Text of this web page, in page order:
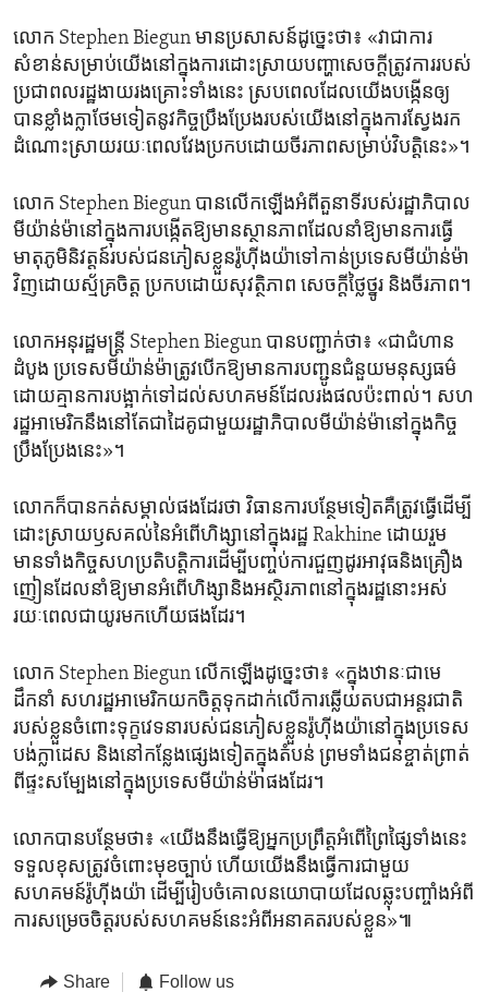
លោក Stephen Biegun មាន​ប្រសាសន៍​ដូច្នេះ​ថា៖ «វា​ជា​ការ​
សំខាន់​សម្រាប់​យើង​នៅ​ក្នុង​ការ​ដោះស្រាយ​បញ្ហា​សេចក្ដី​ត្រូវការ​របស់​
ប្រជាពលរដ្ឋ​ងាយ​រងគ្រោះ​ទាំង​នេះ ស្រប​ពេល​ដែល​យើង​បង្កើន​ឲ្យ​
បាន​ខ្លាំងក្លា​ថែម​ទៀត​នូវ​កិច្ច​ប្រឹងប្រែង​របស់​យើង​នៅ​ក្នុង​ការ​ស្វែងរក​
ដំណោះស្រាយ​រយៈពេល​វែង​ប្រកប​ដោយ​ចីរភាព​សម្រាប់​វិបត្តិ​នេះ»។
លោក Stephen Biegun បាន​លើកឡើង​អំពី​តួនាទី​របស់​រដ្ឋាភិបាល​
មីយ៉ាន់ម៉ា​នៅ​ក្នុង​ការ​បង្កើត​ឱ្យ​មាន​ស្ថានភាព​ដែល​នាំ​ឱ្យ​មាន​ការ​ធ្វើ​
មាតុភូមិ​និវត្តន៍​របស់​ជន​ភៀសខ្លួន​រ៉ូហ៊ីងយ៉ា​ទៅ​កាន់​ប្រទេស​មីយ៉ាន់ម៉ា​
វិញ​ដោយ​ស្ម័គ្រ​ចិត្ត ប្រកប​ដោយ​សុវត្ថិភាព សេចក្តី​ថ្លៃថ្នូរ និង​ចីរភាព។
លោក​អនុ​រដ្ឋមន្ត្រី Stephen Biegun បាន​បញ្ជាក់​ថា៖ «ជា​ជំហាន​
ដំបូង ប្រទេស​មីយ៉ាន់ម៉ា​ត្រូវ​បើក​ឱ្យ​មាន​ការ​បញ្ជូន​ជំនួយ​មនុស្សធម៌​
ដោយ​គ្មាន​ការ​បង្អាក់​ទៅ​ដល់​សហគមន៍​ដែល​រង​ផល​ប៉ះពាល់។ សហ
រដ្ឋ​អាមេរិក​នឹង​នៅតែ​ជា​ដៃគូ​ជាមួយ​រដ្ឋាភិបាល​មីយ៉ាន់ម៉ា​នៅ​ក្នុង​កិច្ច​
ប្រឹង​ប្រែង​នេះ»។
លោក​ក៏​បាន​កត់​សម្គាល់​ផងដែរ​ថា វិធានការ​បន្ថែម​ទៀត​គឺ​ត្រូវ​ធ្វើ​ដើម្បី​
ដោះស្រាយ​ឫសគល់​នៃ​អំពើ​ហិង្សា​នៅ​ក្នុង​រដ្ឋ Rakhine ដោយ​រួម​
មាន​ទាំង​កិច្ច​សហ​ប្រតិបត្តិការ​ដើម្បី​បញ្ចប់​ការ​ជួញដូរ​អាវុធ​និង​គ្រឿង​
ញៀន​ដែល​នាំ​ឱ្យ​មាន​អំពើ​ហិង្សា​និង​អស្ថិរភាព​នៅ​ក្នុង​រដ្ឋ​នោះ​អស់​
រយៈពេល​ជា​យូរ​មក​ហើយ​ផងដែរ។
លោក Stephen Biegun លើកឡើង​ដូច្នេះ​ថា៖ «ក្នុង​ឋានៈ​ជា​មេ
ដឹកនាំ សហរដ្ឋ​អាមេរិក​យក​ចិត្ត​ទុកដាក់​លើ​ការ​ឆ្លើយតប​ជា​អន្តរជាតិ​
របស់​ខ្លួន​ចំពោះ​ទុក្ខ​វេទនា​របស់​ជន​ភៀសខ្លួន​រ៉ូហ៊ីងយ៉ា​នៅ​ក្នុង​ប្រទេស​
បង់ក្លាដេស និង​នៅ​កន្លែង​ផ្សេង​ទៀត​ក្នុង​តំបន់ ព្រម​ទាំង​ជន​ខ្ចាត់ព្រាត់​
ពី​ផ្ទះសម្បែង​នៅ​ក្នុង​ប្រទេស​មីយ៉ាន់ម៉ា​ផងដែរ។
លោក​បាន​បន្ថែម​ថា៖ «យើង​នឹង​ធ្វើ​ឱ្យ​អ្នក​ប្រព្រឹត្ត​អំពើ​ព្រៃផ្សៃ​ទាំង​នេះ​
ទទួល​ខុស​ត្រូវ​ចំពោះ​មុខ​ច្បាប់ ហើយ​យើង​នឹង​ធ្វើការ​ជាមួយ​
សហគមន៍​រ៉ូហ៊ីងយ៉ា ដើម្បី​រៀបចំ​គោល​នយោបាយ​ដែល​ឆ្លុះ​បញ្ចាំង​អំពី​
ការ​សម្រេចចិត្ត​របស់​សហគមន៍​នេះ​អំពី​អនាគត​របស់​ខ្លួន»៕
Share Follow us